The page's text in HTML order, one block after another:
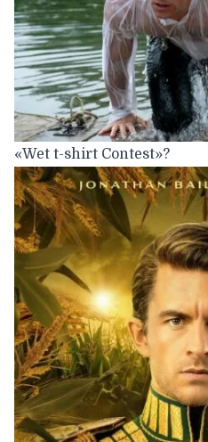
«Wet t-shirt Contest»?